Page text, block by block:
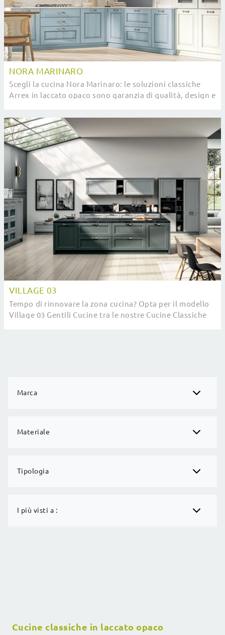
Marca
Materiale
Tipologia
I più visti a :
NORA MARINARO
Scegli la cucina Nora Marinaro: le soluzioni classiche
Arrex in laccato opaco sono garanzia di qualità, design e
VILLAGE 03
Tempo di rinnovare la zona cucina? Opta per il modello
Village 03 Gentili Cucine tra le nostre Cucine Classiche
Cucine classiche in laccato opaco